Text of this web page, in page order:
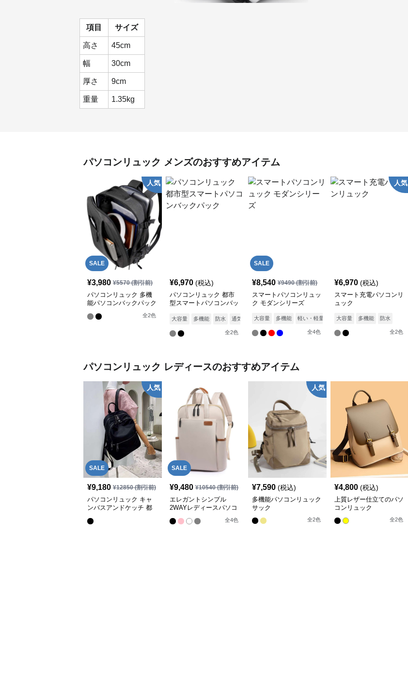
項目 サイズ
高さ 45cm
幅 30cm
厚さ 9cm
重量 1.35kg
パソコンリュック メンズのおすすめアイテム
SALE
人気
¥3,980 ¥5570(割引前)
パソコンリュック 多機
能パソコンバックパック
全2色
¥6,970 (税込)
パソコンリュック 都市
型スマートパソコンバッ
大容量 多機能 防水 通気性
全2色
SALE
¥8,540 ¥9490(割引前)
スマートパソコンリュッ
ク モダンシリーズ
大容量 多機能 軽い・軽量 防水 通気性
全4色
人気
¥6,970 (税込)
スマート充電パソコンリ
ュック
大容量 多機能 防水
全2色
パソコンリュック レディースのおすすめアイテム
SALE
人気
¥9,180 ¥12850(割引前)
パソコンリュック キャ
ンバスアンドケッチ 都
SALE
¥9,480 ¥10540(割引前)
エレガントシンプル
2WAYレディースパソコ
全4色
人気
¥7,590 (税込)
多機能パソコンリュック
サック
全2色
¥4,800 (税込)
上質レザー仕立てのパソ
コンリュック
全2色